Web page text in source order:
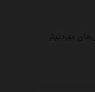
موردنیاز